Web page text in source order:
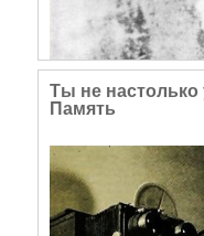
Ты не настолько
Память